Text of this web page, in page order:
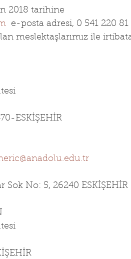
2018 tarihine
e-posta adresi, 0 541 220
meslektaşlarımız ile
ESKİŞEHİR
No: 5, 26240 ESKİŞEHİR